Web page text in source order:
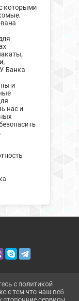
которыми
Банка
и
нас и
с политикой
с тем что наш веб-